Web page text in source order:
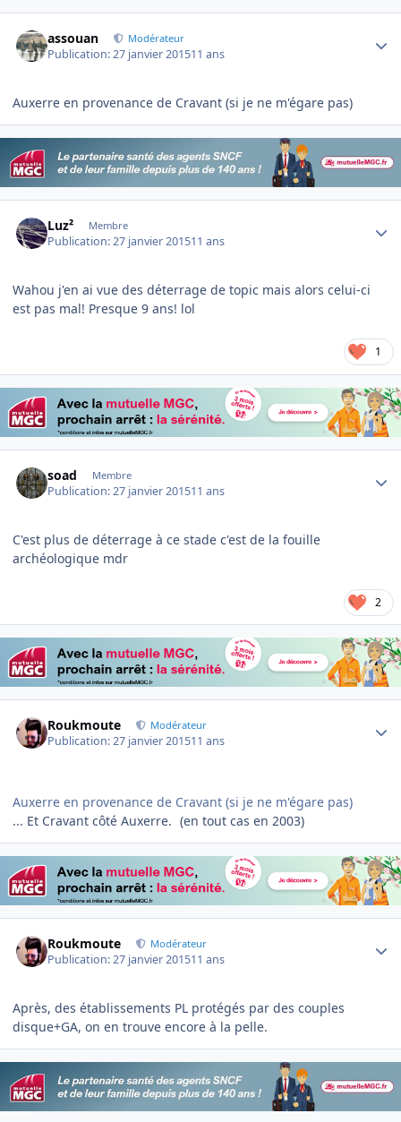
assouan Modérateur
Publication:27 janvier 201511 ans
Auxerre en provenance de Cravant (si je ne m'égare pas)
Luz² Membre
Publication:27 janvier 201511 ans
Wahou j'en ai vue des déterrage de topic mais alors celui-ci
est pas mal! Presque 9 ans! lol
1
soad Membre
Publication:27 janvier 201511 ans
C'est plus de déterrage à ce stade c'est de la fouille
archéologique mdr
2
Roukmoute Modérateur
Publication:27 janvier 201511 ans
Auxerre en provenance de Cravant (si je ne m'égare pas)
... Et Cravant côté Auxerre. (en tout cas en 2003)
Roukmoute Modérateur
Publication:27 janvier 201511 ans
Après, des établissements PL protégés par des couples
disque+GA, on en trouve encore à la pelle.